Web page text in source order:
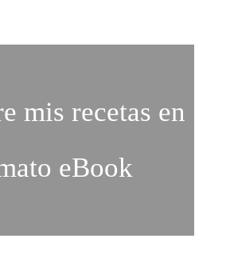
mis recetas en
eBook